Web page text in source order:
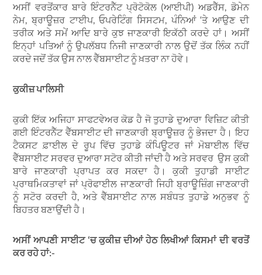
ਅਸੀਂ ਵਰਤੋਂਕਾਰ ਬਾਰੇ ਇੰਟਰਨੈੱਟ ਪ੍ਰੋਟੋਕੋਲ (ਆਈਪੀ) ਅਡਰੈੱਸ, ਡੋਮੇਨ
ਨੇਮ, ਬ੍ਰਾਊਜ਼ਰ ਟਾਈਪ, ਓਪਰੇਟਿੰਗ ਸਿਸਟਮ, ਪੰਨਿਆਂ ‘ਤੇ ਆਉਣ ਦੀ
ਤਰੀਕ ਅਤੇ ਸਮੇਂ ਆਦਿ ਬਾਰੇ ਕੁਝ ਜਾਣਕਾਰੀ ਇਕੱਠੀ ਕਰਦੇ ਹਾਂ। ਅਸੀਂ
ਇਨ੍ਹਾਂ ਪਤਿਆਂ ਨੂੰ ਉਪਲੱਬਧ ਨਿਜੀ ਜਾਣਕਾਰੀ ਨਾਲ ਉਦੋਂ ਤੱਕ ਲਿੰਕ ਨਹੀਂ
ਕਰਦੇ ਜਦੋਂ ਤੱਕ ਉਸ ਨਾਲ ਵੈੱਬਸਾਈਟ ਨੂੰ ਖ਼ਤਰਾ ਨਾ ਹੋਵੇ।
ਕੁਕੀਜ਼ ਪਾਲਿਸੀ
ਕੁਕੀ ਇੱਕ ਅਜਿਹਾ ਸਾਫਟਵੇਅਰ ਕੋਡ ਹੈ ਜੋ ਤੁਹਾਡੇ ਦੁਆਰਾ ਵਿਜ਼ਿਟ ਕੀਤੀ
ਗਈ ਇੰਟਰਨੈੱਟ ਵੈੱਬਸਾਈਟ ਦੀ ਜਾਣਕਾਰੀ ਬ੍ਰਾਊਜ਼ਰ ਨੂੰ ਭੇਜਦਾ ਹੈ। ਇਹ
ਟੈਕਸਟ ਫ਼ਾਈਲ ਦੇ ਰੂਪ ਵਿੱਚ ਤੁਹਾਡੇ ਕੰਪਿਊਟਰ ਜਾਂ ਮੋਬਾਈਲ ਵਿੱਚ
ਵੈੱਬਸਾਈਟ ਸਰਵਰ ਦੁਆਰਾ ਸਟੋਰ ਕੀਤੀ ਜਾਂਦੀ ਹੈ ਅਤੇ ਸਰਵਰ ਉਸ ਕੁਕੀ
ਬਾਰੇ ਜਾਣਕਾਰੀ ਪ੍ਰਾਪਤ ਕਰ ਸਕਦਾ ਹੈ। ਕੁਕੀ ਤੁਹਾਡੀ ਸਾਈਟ
ਪ੍ਰਾਥਮਿਕਤਾਵਾਂ ਜਾਂ ਪ੍ਰੋਫਾਈਲ ਜਾਣਕਾਰੀ ਜਿਹੀ ਬ੍ਰਾਊਜ਼ਿੰਗ ਜਾਣਕਾਰੀ
ਨੂੰ ਸਟੋਰ ਕਰਦੀ ਹੈ, ਅਤੇ ਵੈੱਬਸਾਈਟ ਨਾਲ ਸਬੰਧਤ ਤੁਹਾਡੇ ਅਨੁਭਵ ਨੂੰ
ਬਿਹਤਰ ਬਣਾਉਂਦੀ ਹੈ।
ਅਸੀਂ ਆਪਣੀ ਸਾਈਟ‘ਚ ਕੁਕੀਜ਼ ਦੀਆਂ ਹੇਠ ਲਿਖੀਆਂ ਕਿਸਮਾਂ ਦੀ ਵਰਤੋਂ
ਕਰ ਰਹੇ ਹਾਂ:-